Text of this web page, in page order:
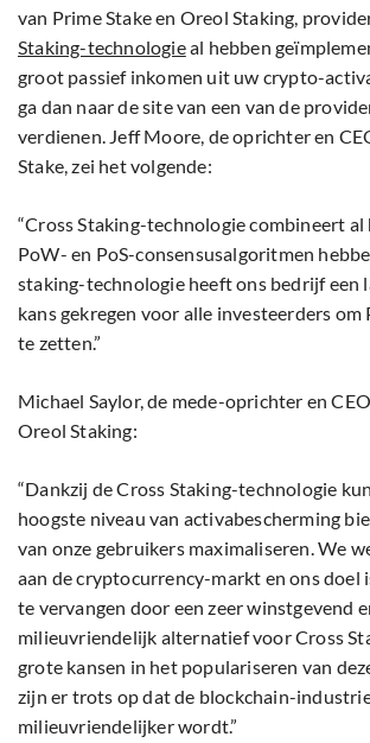
van Prime Stake en Oreol Staking,
Staking-technologieal hebben
groot passief inkomen uit uw crypto-
ga dan naar de site van een van de
verdienen. Jeff Moore, de oprichter en
Stake, zei het volgende:
“Cross Staking-technologie combineert
PoW- en PoS-consensusalgoritmen
staking-technologie heeft ons bedrijf een
kans gekregen voor alle investeerders
te zetten.”
Michael Saylor, de mede-oprichter en
Oreol Staking:
“Dankzij de Cross Staking-technologie
hoogste niveau van activabescherming
van onze gebruikers maximaliseren. We
aan de cryptocurrency-markt en ons doel
te vervangen door een zeer winstgevend
milieuvriendelijk alternatief voor Cross
grote kansen in het populariseren van
zijn er trots op dat de blockchain-
milieuvriendelijker wordt.”